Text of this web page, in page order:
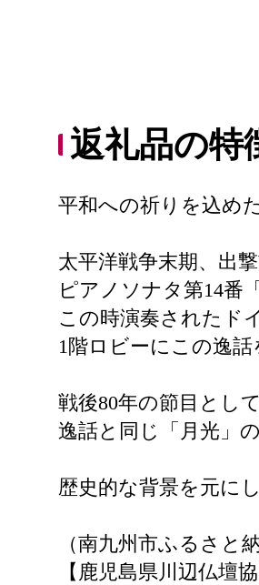
返礼品の特
平和への祈りを込め
太平洋戦争末期、出
ピアノソナタ第14番
この時演奏されたド
1階ロビーにこの逸
戦後80年の節目とし
逸話と同じ「月光」
歴史的な背景を元に
（南九州市ふるさと納
【鹿児島県川辺仏壇協